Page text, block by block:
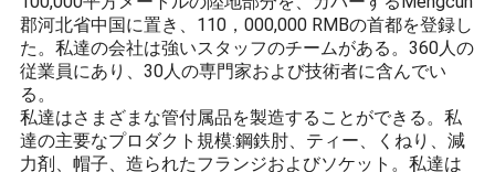
ー
ポ
リ
郡河北省中国に置き、110，000,000 RMBの首都を登録し
た。私達の会社は強いスタッフのチームがある。360人の
従業員にあり、30人の専門家および技術者に含んでい
る。
私達はさまざまな管付属品を製造することができる。私
達の主要なプロダクト規模:鋼鉄肘、ティー、くねり、減
力剤、帽子、造られたフランジおよびソケット。私達は